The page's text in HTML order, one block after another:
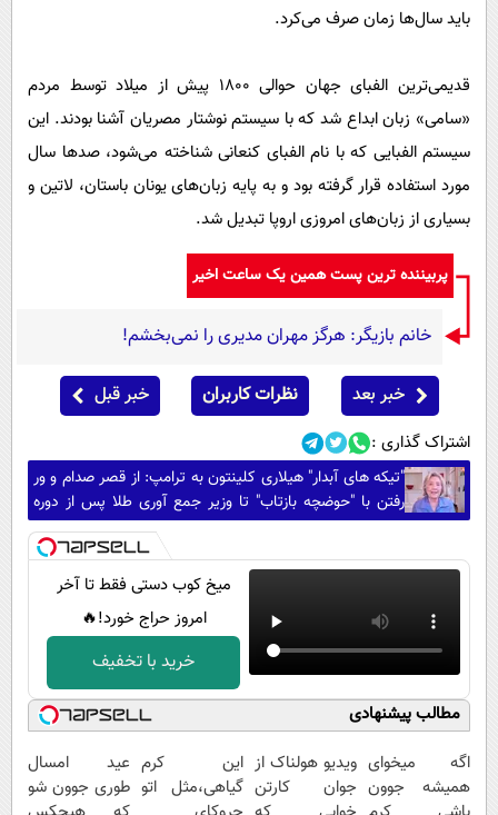
باید سال‌ها زمان صرف می‌کرد.
قدیمی‌ترین الفبای جهان حوالی ۱۸۰۰ پیش از میلاد توسط مردم
«سامی» زبان ابداع شد که با سیستم نوشتار مصریان آشنا بودند. این
سیستم الفبایی که با نام الفبای کنعانی شناخته می‌شود، صدها سال
مورد استفاده قرار گرفته بود و به پایه زبان‌های یونان باستان، لاتین و
بسیاری از زبان‌های امروزی اروپا تبدیل شد.
پربیننده ترین پست همین یک ساعت اخیر
خانم بازیگر: هرگز مهران مدیری را نمی‌بخشم!
خبر بعد نظرات کاربران خبر قبل
اشتراک گذاری :
"تیکه های آبدار" هیلاری کلینتون به ترامپ: از قصر صدام و ور
رفتن با "حوضچه بازتاب" تا وزیر جمع آوری طلا پس از دوره
ترامپ!
میخ کوب دستی فقط تا آخر
امروز حراج خورد!🔥
خرید با تخفیف
مطالب پیشنهادی
اگه میخوای
همیشه جوون
ویدیو هولناک از
جوان کارتن
این کرم
گیاهی،مثل اتو
عید امسال
طوری جوون شو